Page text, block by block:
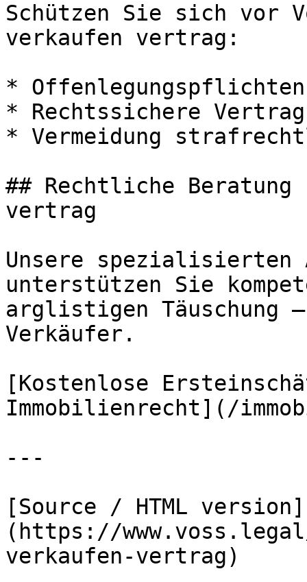
Schützen Sie sich vor
verkaufen vertrag:
* Offenlegungspflichten
* Rechtssichere
* Vermeidung
## Rechtliche Beratung
vertrag
Unsere spezialisierten
unterstützen Sie
arglistigen Täuschung
Verkäufer.
[Kostenlose
Immobilienrecht](/
---
[Source / HTML version]
(https://